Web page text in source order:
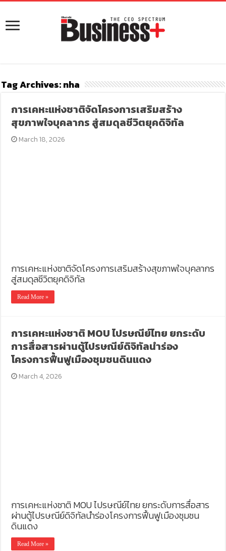
Tag Archives:nha
การเคหะแห่งชาติจัดโครงการเสริมสร้าง
สุขภาพใจบุคลากร สู่สมดุลชีวิตยุคดิจิทัล
March 18, 2026
การเคหะแห่งชาติจัดโครงการเสริมสร้างสุขภาพใจบุคลากร
สู่สมดุลชีวิตยุคดิจิทัล
Read More »
การเคหะแห่งชาติ MOU ไปรษณีย์ไทย ยกระดับ
การสื่อสารผ่านตู้ไปรษณีย์ดิจิทัลนำร่อง
โครงการฟื้นฟูเมืองชุมชนดินแดง
March 4, 2026
การเคหะแห่งชาติ MOU ไปรษณีย์ไทย ยกระดับการสื่อสาร
ผ่านตู้ไปรษณีย์ดิจิทัลนำร่องโครงการฟื้นฟูเมืองชุมชน
ดินแดง
Read More »